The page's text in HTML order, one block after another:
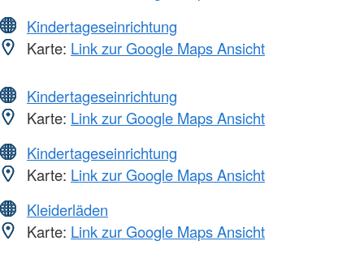
Kindertageseinrichtung
Karte: Link zur Google Maps Ansicht
Kindertageseinrichtung
Karte: Link zur Google Maps Ansicht
Kindertageseinrichtung
Karte: Link zur Google Maps Ansicht
Kleiderläden
Karte: Link zur Google Maps Ansicht